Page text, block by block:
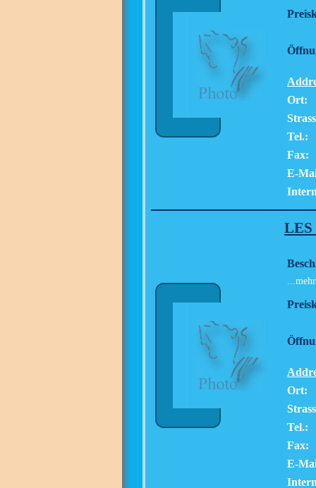
Ort:
Tel.:
Fax:
E-
LES
...mehr
Ort:
Tel.:
Fax:
E-